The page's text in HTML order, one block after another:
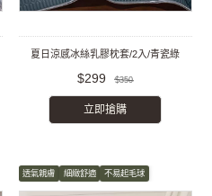
夏日涼感冰絲乳膠枕套/2入/青瓷綠
$299 $350
立即搶購
透氣親膚 細緻舒適 不易起毛球